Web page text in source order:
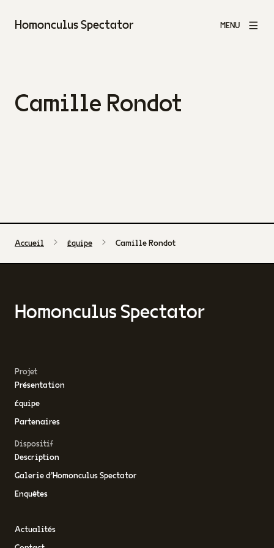
Homonculus Spectator MENU
Camille Rondot
Accueil Équipe Camille Rondot
Homonculus Spectator
Projet
Présentation
Équipe
Partenaires
Dispositif
Description
Galerie d’Homonculus Spectator
Enquêtes
Actualités